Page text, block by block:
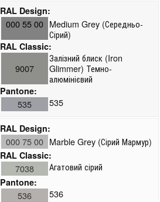
RAL Design:
000 55 00 Medium Grey (Середньо-
Сірий)
RAL Classic:
9007
Залізний блиск (Iron
Glimmer) Темно-
алюмінієвий
Pantone:
535
535
RAL Design:
000 75 00 Marble Grey (Сірий Мармур)
RAL Classic:
7038 Агатовий сірий
Pantone:
536
536